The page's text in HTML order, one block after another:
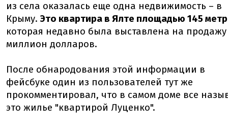
из села оказалась еще одна недвижимость – в
Крыму.Это квартира в Ялте площадью 145
которая недавно была выставлена на продажу
миллион долларов.
После обнародования этой информации в
фейсбуке один из пользователей тут же
прокомментировал, что в самом доме все
это жилье "квартирой Луценко".